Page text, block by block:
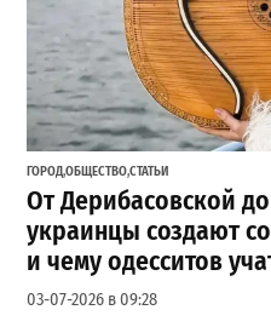
ГОРОД,ОБЩЕСТВО,СТАТЬИ
От Дерибасовской
украинцы создают
и чему одесситов
03-07-2026 в 09:28